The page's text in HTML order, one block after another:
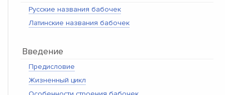
Русские названия бабочек
Латинские названия бабочек
Введение
Предисловие
Жизненный цикл